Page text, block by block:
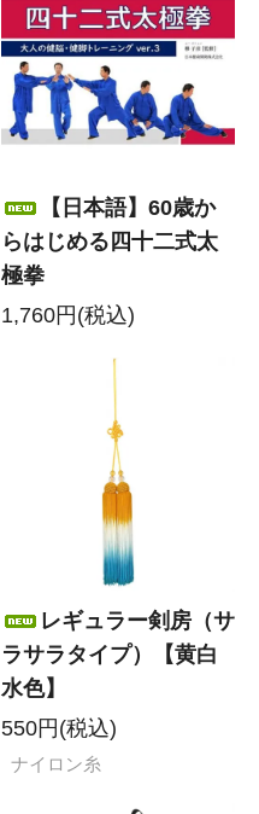
【日本語】60歳か
らはじめる四十二式太
極拳
1,760円(税込)
レギュラー剣房（サ
ラサラタイプ）【黄白
水色】
550円(税込)
ナイロン糸